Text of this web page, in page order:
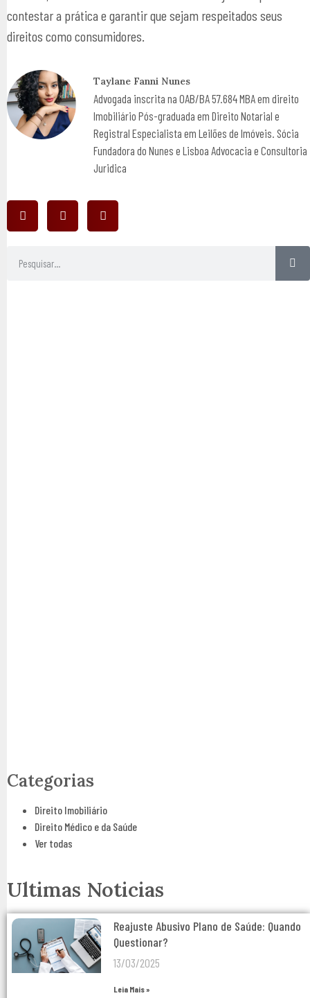
contestar a prática e garantir que sejam respeitados seus
direitos como consumidores.
Taylane Fanni Nunes
Advogada inscrita na OAB/BA 57.684 MBA em direito
Imobiliário Pós-graduada em Direito Notarial e
Registral Especialista em Leilões de Imóveis. Sócia
Fundadora do Nunes e Lisboa Advocacia e Consultoria
Juridica
Categorias
Direito Imobiliário
Direito Médico e da Saúde
Ver todas
Ultimas Noticias
Reajuste Abusivo Plano de Saúde: Quando
Questionar?
13/03/2025
Leia Mais »